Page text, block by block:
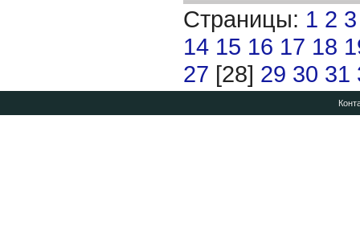
Страницы: 1 2 3
14 15 16 17 18
27 [28] 29 30 31